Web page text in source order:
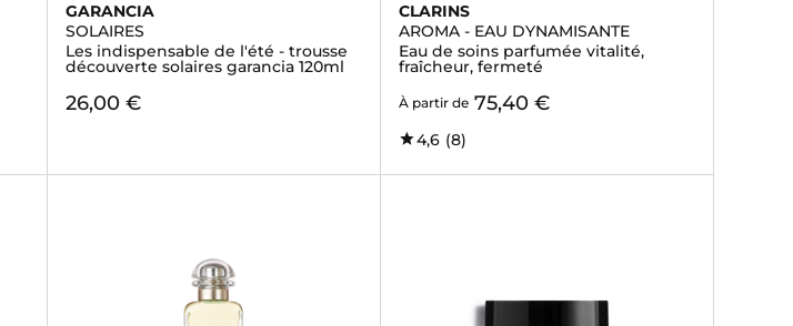
GARANCIA
SOLAIRES
Les indispensable de l'été - trousse
découverte solaires garancia 120ml
26,00 €
CLARINS
AROMA - EAU DYNAMISANTE
Eau de soins parfumée vitalité,
fraîcheur, fermeté
À partir de 75,40 €
4,6 (8)